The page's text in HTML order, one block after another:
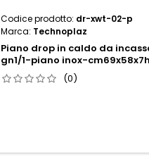
Codice prodotto: dr-xwt-02-p
Marca: Technoplaz
Piano drop in caldo da
gn1/1-piano inox-cm69x58x7h
(0)